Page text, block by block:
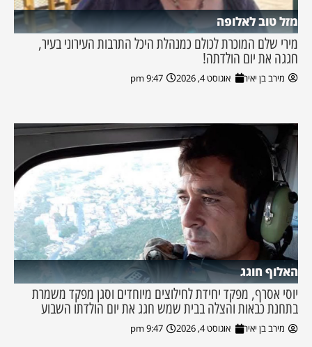
מזל טוב לאלופה
מירי שלם המוכרת לכולם כמנהלת היכל התרבות העירוני בעיר,
חגגה את יום הולדתה!
מירב בן יאיר אוגוסט 4, 2026 9:47 pm
האלוף חוגג
יוסי אסרף, מפקד יחידת לחילוצים מיוחדים וסגן מפקד משמרת
בתחנת כבאות והצלה בבית שמש חגג את יום הולדתו השבוע
מירב בן יאיר אוגוסט 4, 2026 9:47 pm